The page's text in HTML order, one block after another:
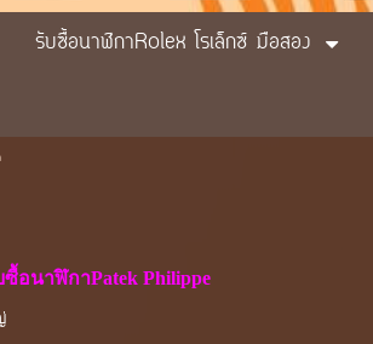
รับซื้อนาฬิกาRolex โรเล็กซ์ มือสอง
อนาฬิกาPatek Philippe